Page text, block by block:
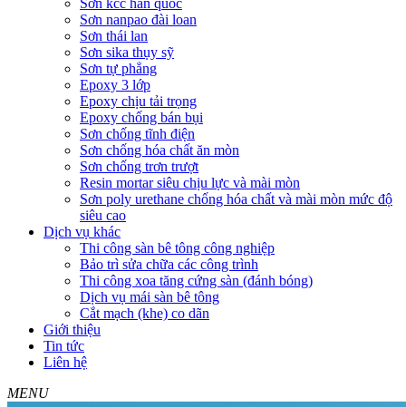
Sơn kcc hàn quốc
Sơn nanpao đài loan
Sơn thái lan
Sơn sika thụy sỹ
Sơn tự phẳng
Epoxy 3 lớp
Epoxy chịu tải trọng
Epoxy chống bán bụi
Sơn chống tĩnh điện
Sơn chống hóa chất ăn mòn
Sơn chống trơn trượt
Resin mortar siêu chịu lực và mài mòn
Sơn poly urethane chống hóa chất và mài mòn mức độ
siêu cao
Dịch vụ khác
Thi công sàn bê tông công nghiệp
Bảo trì sửa chữa các công trình
Thi công xoa tăng cứng sàn (đánh bóng)
Dịch vụ mái sàn bê tông
Cắt mạch (khe) co dãn
Giới thiệu
Tin tức
Liên hệ
MENU